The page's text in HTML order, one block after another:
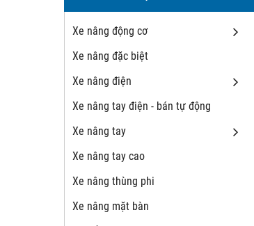
Xe nâng động cơ
Xe nâng đặc biệt
Xe nâng điện
Xe nâng tay điện - bán tự động
Xe nâng tay
Xe nâng tay cao
Xe nâng thùng phi
Xe nâng mặt bàn